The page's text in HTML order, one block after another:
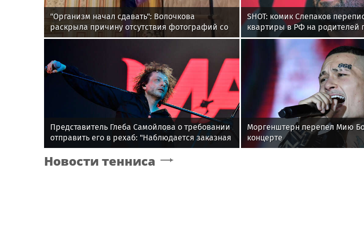
"Организм начал сдавать": Волочкова
раскрыла причину отсутствия фотографий со
шпагатами
SHOT: комик Слепаков
квартиры в РФ на родителей
Представитель Глеба Самойлова о требовании
отправить его в рехаб: "Наблюдается заказная
травля"
Моргенштерн перепел Мию
концерте
Новости тенниса